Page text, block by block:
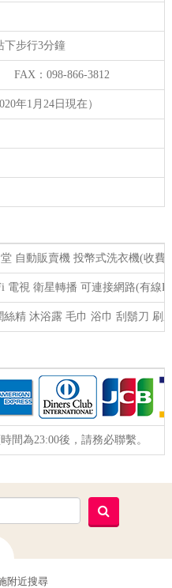
下步行3分鐘
FAX：098-866-3812
年1月24日現在）
自動販賣機 投幣式洗衣機(收
電視 衛星轉播 可連接網路(有線
絲精 沐浴露 毛巾 浴巾 刮鬍刀 刷
間為23:00後，請務必聯繫。
附近搜尋